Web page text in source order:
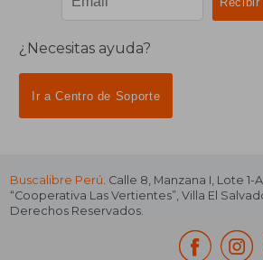
¿Necesitas ayuda?
Ir a Centro de Soporte
Buscalibre Perú. Calle 8, Manzana I, Lote 1-
“Cooperativa Las Vertientes”, Villa El
Derechos Reservados.